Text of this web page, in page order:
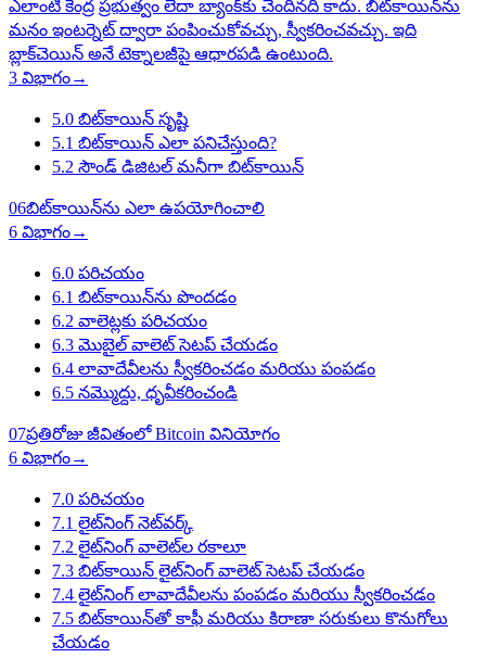
ఎలాంటి కేంద్ర ప్రభుత్వం లేదా బ్యాంక్‌కు చెందినది కాదు. బిట్‌కాయిన్‌ను
మనం ఇంటర్నెట్ ద్వారా పంపించుకోవచ్చు, స్వీకరించవచ్చు. ఇది
బ్లాక్‌చెయిన్ అనే టెక్నాలజీపై ఆధారపడి ఉంటుంది.
3 విభాగం→
5.0 బిట్‌కాయిన్ సృష్టి
5.1 బిట్‌కాయిన్ ఎలా పనిచేస్తుంది?
5.2 సౌండ్ డిజిటల్ మనీగా బిట్‌కాయిన్
06బిట్‌కాయిన్‌ను ఎలా ఉపయోగించాలి
6 విభాగం→
6.0 పరిచయం
6.1 బిట్‌కాయిన్‌ను పొందడం
6.2 వాలెట్లకు పరిచయం
6.3 మొబైల్ వాలెట్ సెటప్ చేయడం
6.4 లావాదేవీలను స్వీకరించడం మరియు పంపడం
6.5 నమ్మొద్దు, ధృవీకరించండి
07ప్రతిరోజు జీవితంలో Bitcoin వినియోగం
6 విభాగం→
7.0 పరిచయం
7.1 లైట్‌నింగ్ నెట్‌వర్క్
7.2 లైట్‌నింగ్ వాలెట్‌ల రకాలూ
7.3 బిట్‌కాయిన్ లైట్‌నింగ్ వాలెట్ సెటప్ చేయడం
7.4 లైట్‌నింగ్ లావాదేవీలను పంపడం మరియు స్వీకరించడం
7.5 బిట్‌కాయిన్‌తో కాఫీ మరియు కిరాణా సరుకులు కొనుగోలు
చేయడం